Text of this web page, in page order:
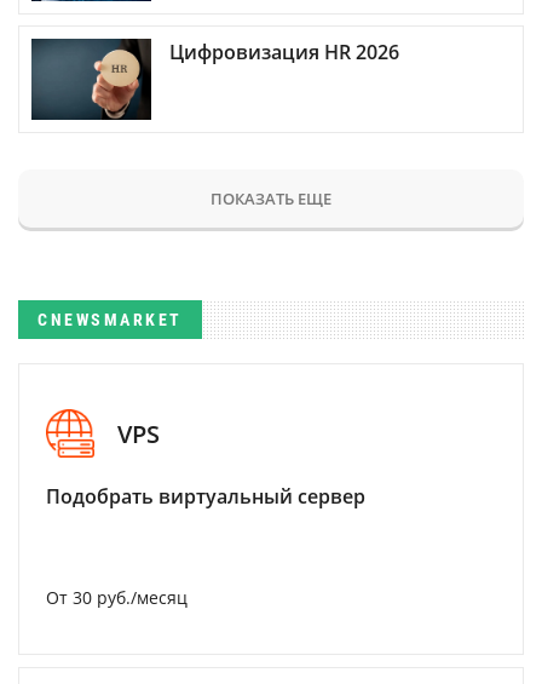
Цифровизация HR 2026
ПОКАЗАТЬ ЕЩЕ
CNEWSMARKET
VPS
Подобрать виртуальный сервер
От 30 руб./месяц